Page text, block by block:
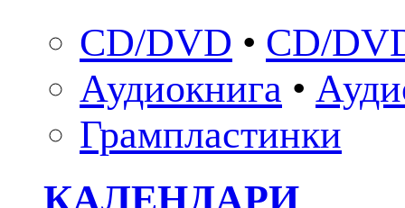
CD/DVD • CD/
Аудиокнига •
Грампластинки